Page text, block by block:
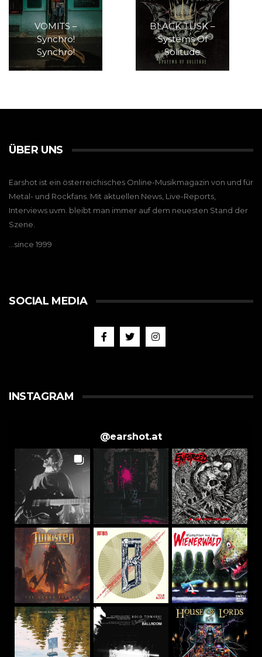
VOMITS –
Synchro!
Synchro!
BLACK TUSK –
Systems Of
Solitude
ÜBER UNS
Earshot ist ein österreichisches Online-Musikmagazin von und für
Metal- und Rockfans. Mit aktuellen News, Live-Reports,
Interviews uvm. bleibt man immer auf dem neuesten Stand der
Szene.
…since 1999
SOCIAL MEDIA
INSTAGRAM
@earshot.at